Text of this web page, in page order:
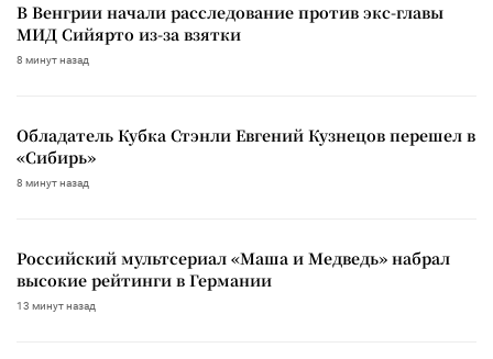
В Венгрии начали расследование против экс-главы
МИД Сийярто из-за взятки
8 минут назад
Обладатель Кубка Стэнли Евгений Кузнецов перешел в
«Сибирь»
8 минут назад
Российский мультсериал «Маша и Медведь» набрал
высокие рейтинги в Германии
13 минут назад